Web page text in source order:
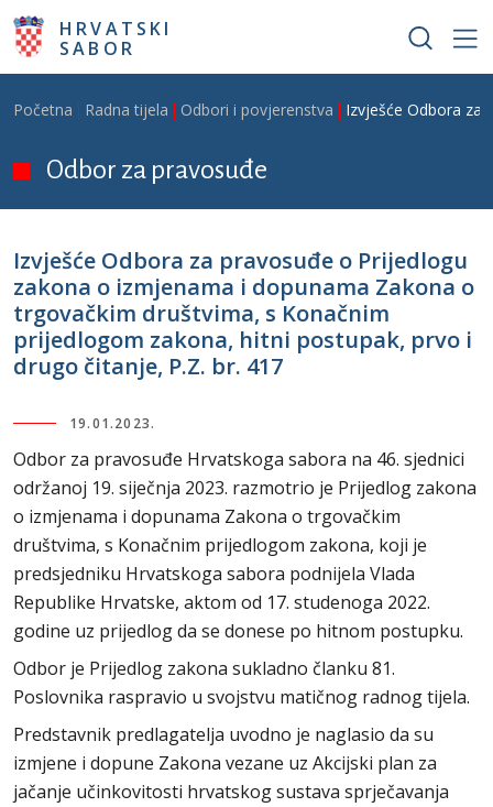
Skoči na glavni sadržaj
HRVATSKI
SABOR
Breadcrumb
Početna Radna tijela Odbori i povjerenstva Izvješće Odbora za
Odbor za pravosuđe
Izvješće Odbora za pravosuđe o Prijedlogu
zakona o izmjenama i dopunama Zakona o
trgovačkim društvima, s Konačnim
prijedlogom zakona, hitni postupak, prvo i
drugo čitanje, P.Z. br. 417
19.01.2023.
Odbor za pravosuđe Hrvatskoga sabora na 46. sjednici
održanoj 19. siječnja 2023. razmotrio je Prijedlog zakona
o izmjenama i dopunama Zakona o trgovačkim
društvima, s Konačnim prijedlogom zakona, koji je
predsjedniku Hrvatskoga sabora podnijela Vlada
Republike Hrvatske, aktom od 17. studenoga 2022.
godine uz prijedlog da se donese po hitnom postupku.
Odbor je Prijedlog zakona sukladno članku 81.
Poslovnika raspravio u svojstvu matičnog radnog tijela.
Predstavnik predlagatelja uvodno je naglasio da su
izmjene i dopune Zakona vezane uz Akcijski plan za
jačanje učinkovitosti hrvatskog sustava sprječavanja